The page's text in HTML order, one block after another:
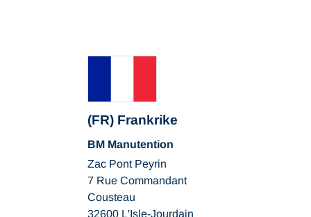
(FR) Frankrike
BM Manutention
Zac Pont Peyrin
7 Rue Commandant
Cousteau
32600 L'Isle-Jourdain